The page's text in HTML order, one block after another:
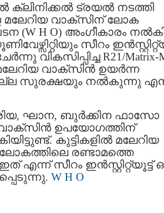
ക്ലിനിക്കല്‍ ട്രയല്‍ നടത്തി
മലേറിയ വാക്സിന് ലോക
H O) അംഗീകാരം
സീറം
വികസിപ്പിച്ച R21/Matrix-
വാക്സിൻ ഉയര്‍ന്ന
സുരക്ഷയും നല്‍കുന്നു
ഘാന, ബുര്‍ക്കിന ഫാസോ
വാക്സിന്‍ ഉപയോഗത്തിന്
കുട്ടികളില്‍ മലേറിയ
രണ്ടാമത്തെ
സീറം ഇന്‍സ്റ്റിറ്റ്യൂട്ട്
W H O